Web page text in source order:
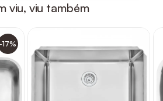
viu, viu também
-17%